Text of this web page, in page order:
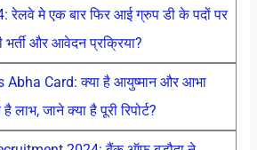
मे एक बार फिर आई ग्रुप डी के पदों पर
भर्ती और आवेदन प्रक्रिया?
Card: क्या है आयुष्मान और आभा
जाने क्या है पूरी रिपोर्ट?